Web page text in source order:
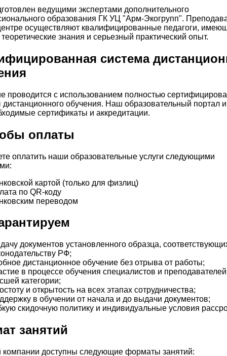
ведущими экспертами дополнительного
образования ГК УЦ "Арм-Экогрупп".
осуществляют квалифицированные педагоги,
знания и серьезный практический опыт.
система
проводится с использованием полностью
дистанционного обучения. Наш образовательный портал
сертификаты и аккредитации.
оплаты
оплатить наши образовательные услуги следующими
картой (только для физлиц)
по QR-коду
переводом
документов установленного образца,
РФ;
дистанционное обучение без отрыва от работы;
в процессе обучения специалистов и преподавателей
категории;
и открытость на всех этапах сотрудничества;
в обучении от начала и до выдачи документов;
скидочную политику и индивидуальные условия
занятий
доступны следующие форматы занятий: